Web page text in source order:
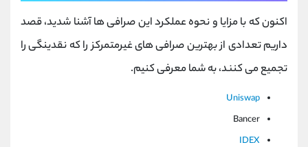
اکنون که با مزایا و نحوه عملکرد این صرافی ها آشنا شدید، قصد
داریم تعدادی از بهترین صرافی های غیرمتمرکز را که نقدینگی را
تجمیع می کنند، به شما معرفی کنیم.
Uniswap
Bancer
IDEX